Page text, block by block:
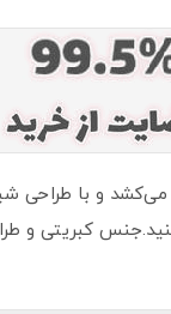
می‌کشد و با طراحی
کبریتی و